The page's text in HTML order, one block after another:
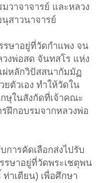
วาจาจารย์ และหลวง
สาวนาจารย์
ษาอยู่ที่วัดกำแพง จน
งพ่อสด จันทสโร แห่ง
ผ่หลักวิปัสสนากัมมัฏ
ตัวเอง ทำให้วัดใน
ษุในสังกัดที่เจ้าคณะ
ฝึกอบรมจากหลวงพ่อ
ารคัดเลือกส่งไปรับ
รษาอยู่ที่วัดพระเชตุพน
าเตียน) เพื่อศึกษา